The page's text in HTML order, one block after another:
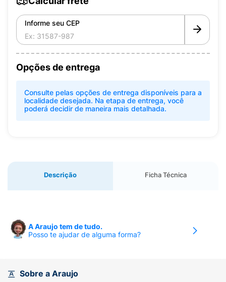
Informe seu CEP
Opções de entrega
Consulte pelas opções de entrega disponíveis para a
localidade desejada. Na etapa de entrega, você
poderá decidir de maneira mais detalhada.
Descrição Ficha Técnica
A Araujo tem de tudo.
Posso te ajudar de alguma forma?
Sobre a Araujo